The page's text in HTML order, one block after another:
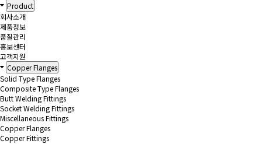
Product
회사소개
제품정보
품질관리
홍보센터
고객지원
Copper Flanges
Solid Type Flanges
Composite Type Flanges
Butt Welding Fittings
Socket Welding Fittings
Miscellaneous Fittings
Copper Flanges
Copper Fittings